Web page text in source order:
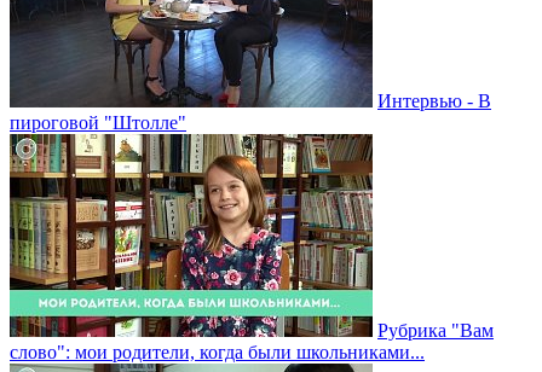
Интервью - В
пироговой "Штолле"
Рубрика "Вам
слово": мои родители, когда были школьниками...